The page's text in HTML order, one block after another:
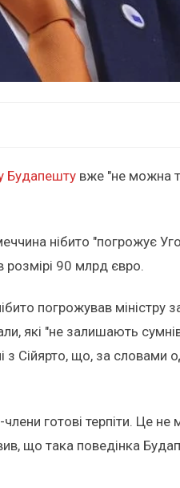
Будапешту вже "не можна
нібито "погрожує
розмірі 90 млрд євро.
погрожував міністру
які "не залишають
з Сійярто, що, за словами
готові терпіти. Це
що така поведінка